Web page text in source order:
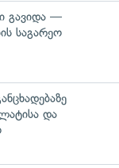
გავიდა —
საგარეო
და